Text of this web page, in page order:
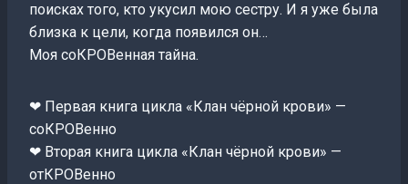
поисках того, кто укусил мою сестру. И я уже была
близка к цели, когда появился он…
Моя соКРОВенная тайна.
❤ Первая книга цикла «Клан чёрной крови» —
соКРОВенно
❤ Вторая книга цикла «Клан чёрной крови» —
отКРОВенно